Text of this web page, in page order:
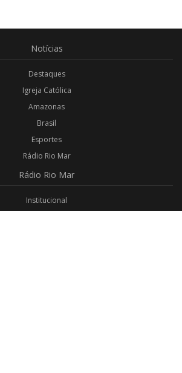
Notícias
Destaques
Igreja Católica
Amazonas
Brasil
Esportes
Rádio Rio Mar
Rádio Rio Mar
Institucional